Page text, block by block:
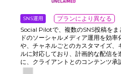
SNS運用 プランにより異なる
Social Pilotで、複数のSNS投稿を
ドのソーシャルメディア運用を効
や、チャネルごとのカスタマイズ、
ルに対応しており、計画的な配信を
に、クライアントとのコンテンツ
認、ホワイトラベルレポート、ロー